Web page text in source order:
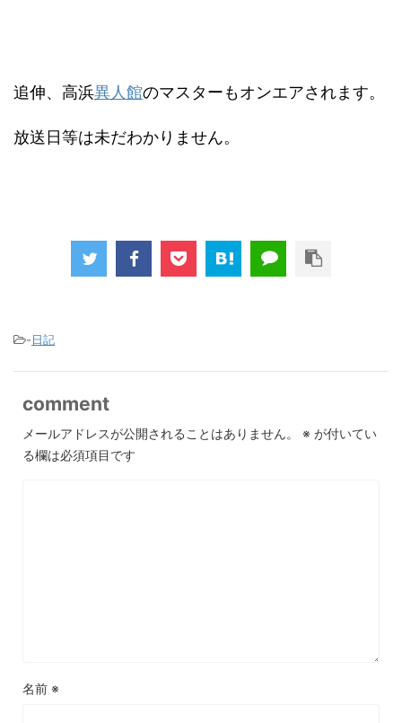
追伸、高浜異人館のマスターもオンエアされます。
放送日等は未だわかりません。
-日記
comment
メールアドレスが公開されることはありません。 ※ が付いてい
る欄は必須項目です
名前 ※